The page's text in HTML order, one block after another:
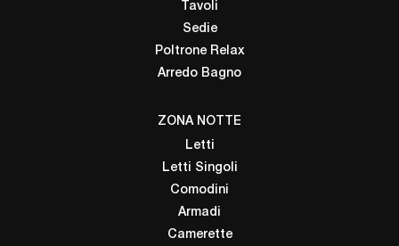
Tavoli
Sedie
Poltrone Relax
Arredo Bagno
ZONA NOTTE
Letti
Letti Singoli
Comodini
Armadi
Camerette